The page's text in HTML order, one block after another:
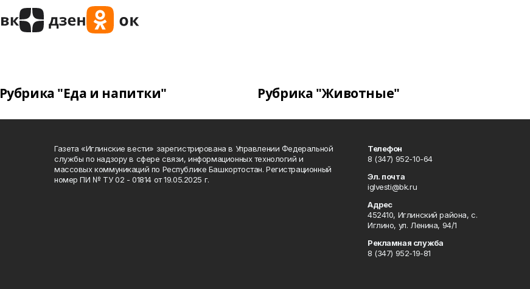
Рубрика "Еда и напитки" Рубрика "Животные"
Газета «Иглинские вести» зарегистрирована в Управлении Федеральной
службы по надзору в сфере связи, информационных технологий и
массовых коммуникаций по Республике Башкортостан. Регистрационный
номер ПИ № ТУ 02 - 01814 от 19.05.2025 г.
Телефон
8 (347) 952-10-64
Эл. почта
iglvesti@bk.ru
Адрес
452410, Иглинский района, с.
Иглино, ул. Ленина, 94/1
Рекламная служба
8 (347) 952-19-81